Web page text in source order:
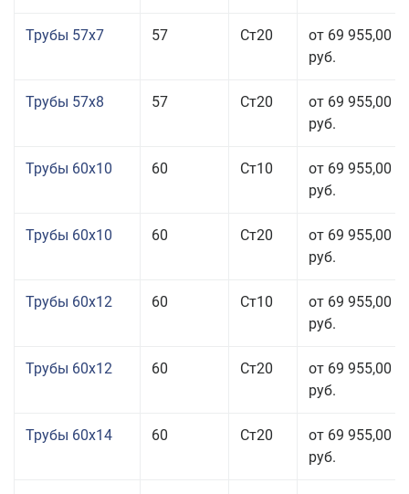
Трубы 57x7 57 Ст20
от 69 955,00
руб.
Трубы 57x8 57 Ст20
от 69 955,00
руб.
Трубы 60x10 60 Ст10
от 69 955,00
руб.
Трубы 60x10 60 Ст20
от 69 955,00
руб.
Трубы 60x12 60 Ст10
от 69 955,00
руб.
Трубы 60x12 60 Ст20
от 69 955,00
руб.
Трубы 60x14 60 Ст20
от 69 955,00
руб.